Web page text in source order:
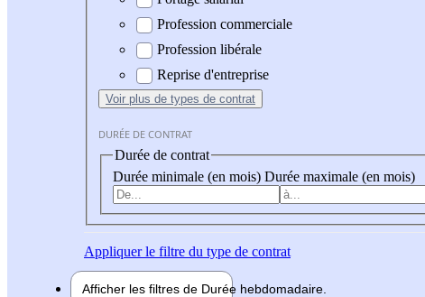
Profession commerciale
Profession libérale
Reprise d'entreprise
Voir plus de types de contrat
DURÉE DE CONTRAT
Durée de contrat
Durée minimale (en mois) Durée maximale (en mois)
Appliquerle filtre du type de contrat
Afficher les filtres de Durée hebdomadaire